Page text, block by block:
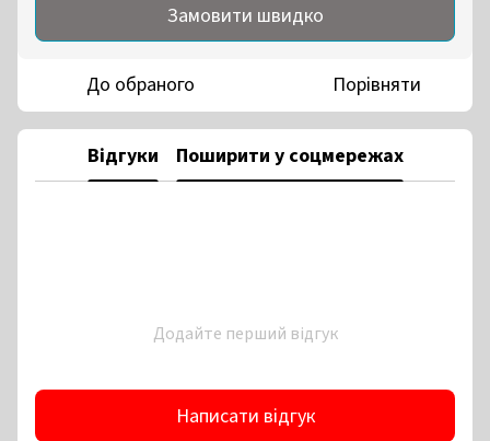
Замовити швидко
До обраного Порівняти
Відгуки Поширити у соцмережах
Додайте перший відгук
Написати відгук